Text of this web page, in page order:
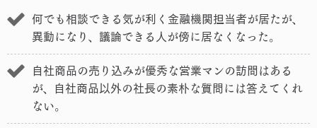
何でも相談できる気が利く金融機関担当者が居たが、
異動になり、議論できる人が傍に居なくなった。
自社商品の売り込みが優秀な営業マンの訪問はある
が、自社商品以外の社長の素朴な質問には答えてくれ
ない。